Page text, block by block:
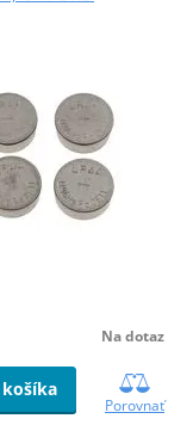
Na dotaz
košíka
Porovnať